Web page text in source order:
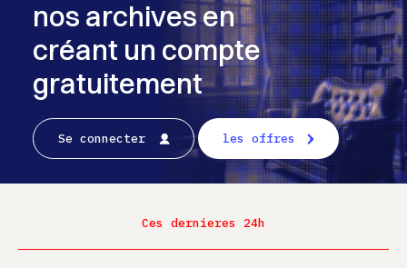
nos archives en
créant un compte
gratuitement
Se connecter les offres
Ces dernieres 24h